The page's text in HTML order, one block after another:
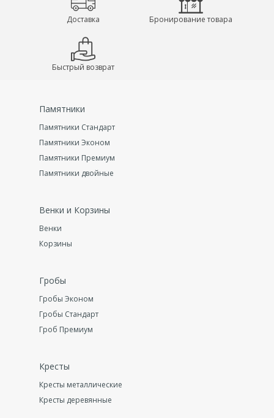
Доставка Бронирование товара
Быстрый возврат
Памятники
Памятники Стандарт
Памятники Эконом
Памятники Премиум
Памятники двойные
Венки и Корзины
Венки
Корзины
Гробы
Гробы Эконом
Гробы Стандарт
Гроб Премиум
Кресты
Кресты металлические
Кресты деревянные